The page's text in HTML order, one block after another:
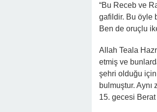
“Bu Receb ve
gafildir. Bu öyle
Ben de oruçlu
Allah Teala
etmiş ve
şehri olduğu için
bulmuştur. Aynı
15. gecesi